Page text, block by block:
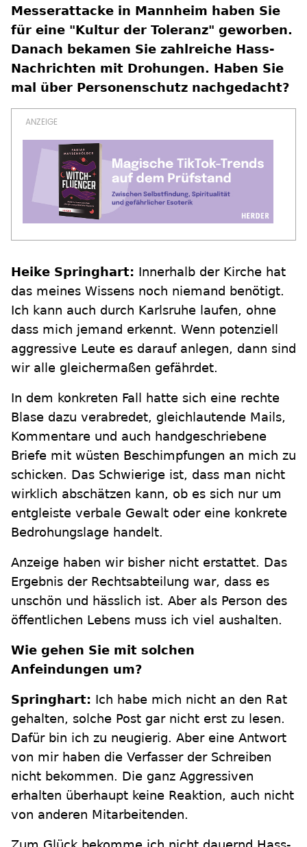
Messerattacke in Mannheim haben Sie
für eine "Kultur der Toleranz" geworben.
Danach bekamen Sie zahlreiche Hass-
Nachrichten mit Drohungen. Haben Sie
mal über Personenschutz nachgedacht?
Heike Springhart: Innerhalb der Kirche hat
das meines Wissens noch niemand benötigt.
Ich kann auch durch Karlsruhe laufen, ohne
dass mich jemand erkennt. Wenn potenziell
aggressive Leute es darauf anlegen, dann sind
wir alle gleichermaßen gefährdet.
In dem konkreten Fall hatte sich eine rechte
Blase dazu verabredet, gleichlautende Mails,
Kommentare und auch handgeschriebene
Briefe mit wüsten Beschimpfungen an mich zu
schicken. Das Schwierige ist, dass man nicht
wirklich abschätzen kann, ob es sich nur um
entgleiste verbale Gewalt oder eine konkrete
Bedrohungslage handelt.
Anzeige haben wir bisher nicht erstattet. Das
Ergebnis der Rechtsabteilung war, dass es
unschön und hässlich ist. Aber als Person des
öffentlichen Lebens muss ich viel aushalten.
Wie gehen Sie mit solchen
Anfeindungen um?
Springhart: Ich habe mich nicht an den Rat
gehalten, solche Post gar nicht erst zu lesen.
Dafür bin ich zu neugierig. Aber eine Antwort
von mir haben die Verfasser der Schreiben
nicht bekommen. Die ganz Aggressiven
erhalten überhaupt keine Reaktion, auch nicht
von anderen Mitarbeitenden.